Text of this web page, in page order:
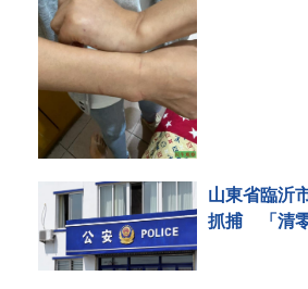
山東省臨沂
抓捕 「清